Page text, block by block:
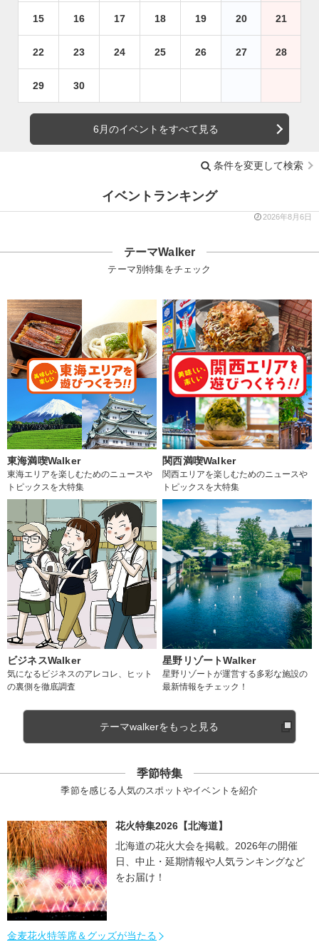
15 16 17 18 19 20 21
22 23 24 25 26 27 28
29 30
6月のイベントをすべて見る
条件を変更して検索
イベントランキング
2026年8月6日
テーマWalker
テーマ別特集をチェック
東海満喫Walker
東海エリアを楽しむためのニュースや
トピックスを大特集
関西満喫Walker
関西エリアを楽しむためのニュースや
トピックスを大特集
ビジネスWalker
気になるビジネスのアレコレ、ヒット
の裏側を徹底調査
星野リゾートWalker
星野リゾートが運営する多彩な施設の
最新情報をチェック！
テーマwalkerをもっと見る
季節特集
季節を感じる人気のスポットやイベントを紹介
花火特集2026【北海道】
北海道の花火大会を掲載。2026年の開催
日、中止・延期情報や人気ランキングなど
をお届け！
金麦花火特等席＆グッズが当たる